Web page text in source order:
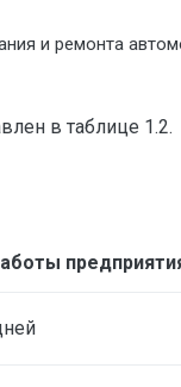
и ремонта
в таблице 1.2.